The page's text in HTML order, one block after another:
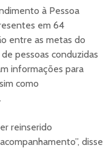
à Pessoa
em 64
entre as metas do
pessoas conduzidas
informações para
como
reinserido
disse